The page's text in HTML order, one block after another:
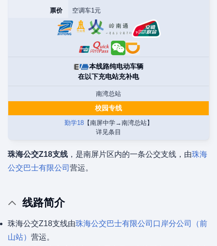
票价 空调车1元
本线路纯电动车辆
在以下充电站充补电
南湾总站
校园专线
勤学18【南屏中学→南湾总站】
详见条目
珠海公交Z18支线 ，是南屏片区内的一条公交支线，由珠海
公交巴士有限公司 营运。
线路简介
珠海公交Z18支线由珠海公交巴士有限公司 口岸分公司（前
山站） 营运。